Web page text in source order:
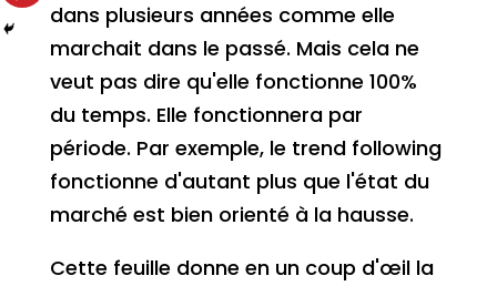
dans plusieurs années comme elle
marchait dans le passé. Mais cela ne
veut pas dire qu'elle fonctionne 100%
du temps. Elle fonctionnera par
période. Par exemple, le trend following
fonctionne d'autant plus que l'état du
marché est bien orienté à la hausse.
Cette feuille donne en un coup d'œil la